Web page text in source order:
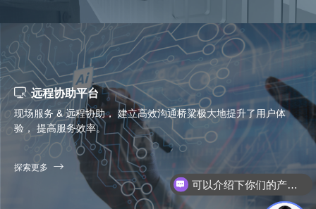
远程协助平台
现场服务 & 远程协助， 建立高效沟通桥粱极大地提升了用户体
验， 提高服务效率。
探索更多
你们是怎么收费的呢？